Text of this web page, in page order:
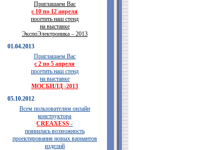
Приглашаем Вас
с 10 по 12 апреля
посетить наш стенд
на выставке
ЭкспоЭлектроника – 2013
01.04.2013
Приглашаем Вас
с 2 по 5 апреля
посетить наш стенд
на выставке
МОСБИЛД -2013
05.10.2012
Всем пользователям онлайн
конструктора
CREAXESS -
появилась возможность
проектирования новых вариантов
изделий